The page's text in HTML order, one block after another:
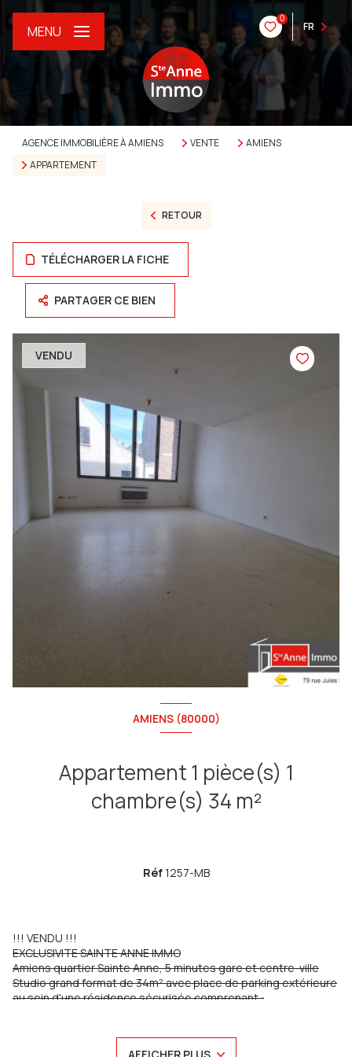
0
FR
MENU
AGENCE IMMOBILIÈRE À AMIENS VENTE
AMIENS
APPARTEMENT
RETOUR
TÉLÉCHARGER LA FICHE
PARTAGER CE BIEN
VENDU
AMIENS (80000)
Appartement 1 pièce(s) 1
chambre(s) 34 m²
Réf1257-MB
!!! VENDU !!!
EXCLUSIVITE SAINTE ANNE IMMO
Amiens quartier Sainte Anne, 5 minutes gare et centre-ville
Studio grand format de 34m² avec place de parking extérieure
au sein d'une résidence sécurisée comprenant :
3D), une salle de bain avec WC.